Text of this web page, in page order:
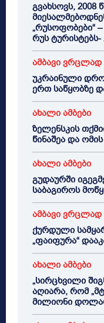
გვახსოვს,
„რუსოფობები“
რუს ტურისტებს-
ამბავი ვრცლად
უკრაინული
ერთ საწყობზე
ახალი ამბები
ზელენსკის
წინაშეა და
ახალი ამბები
გუდაურში
საბაგიროს
ამბავი ვრცლად
ქურდული
„ფაიფურა“
ახალი ამბები
„სირცხვილი
აღიარა, რომ
მილიონი